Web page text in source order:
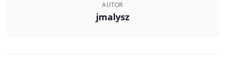
AUTOR
jmalysz